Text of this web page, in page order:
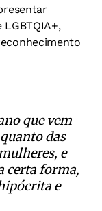
que vem
das
e
certa forma,
e